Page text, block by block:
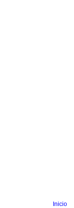
Inicio